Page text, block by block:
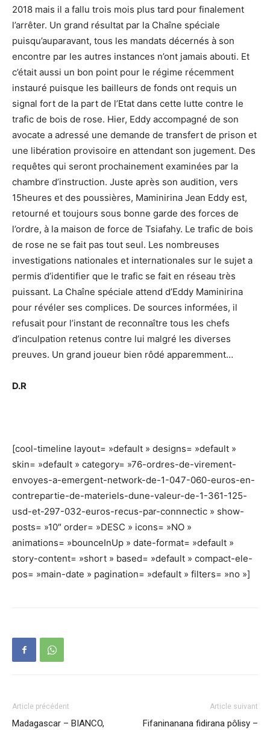
2018 mais il a fallu trois mois plus tard pour finalement
l’arrêter. Un grand résultat par la Chaîne spéciale
puisqu’auparavant, tous les mandats décernés à son
encontre par les autres instances n’ont jamais abouti. Et
c’était aussi un bon point pour le régime récemment
instauré puisque les bailleurs de fonds ont requis un
signal fort de la part de l’Etat dans cette lutte contre le
trafic de bois de rose. Hier, Eddy accompagné de son
avocate a adressé une demande de transfert de prison et
une libération provisoire en attendant son jugement. Des
requêtes qui seront prochainement examinées par la
chambre d’instruction. Juste après son audition, vers
15heures et des poussières, Maminirina Jean Eddy est,
retourné et toujours sous bonne garde des forces de
l’ordre, à la maison de force de Tsiafahy. Le trafic de bois
de rose ne se fait pas tout seul. Les nombreuses
investigations nationales et internationales sur le sujet a
permis d’identifier que le trafic se fait en réseau très
puissant. La Chaîne spéciale attend d’Eddy Maminirina
pour révéler ses complices. De sources informées, il
refusait pour l’instant de reconnaître tous les chefs
d’inculpation retenus contre lui malgré les diverses
preuves. Un grand joueur bien rôdé apparemment…
D.R
[cool-timeline layout= »default » designs= »default »
skin= »default » category= »76-ordres-de-virement-
envoyes-a-emergent-network-de-1-047-060-euros-en-
contrepartie-de-materiels-dune-valeur-de-1-361-125-
usd-et-297-032-euros-recus-par-connnectic » show-
posts= »10″ order= »DESC » icons= »NO »
animations= »bounceInUp » date-format= »default »
story-content= »short » based= »default » compact-ele-
pos= »main-date » pagination= »default » filters= »no »]
Article précédent
Madagascar – BIANCO,
Article suivant
Fifaninanana fidirana pôlisy –